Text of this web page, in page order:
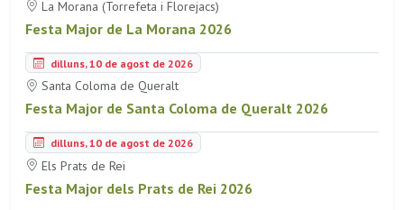
La Morana (Torrefeta i Florejacs)
Festa Major de La Morana 2026
dilluns, 10 de agost de 2026
Santa Coloma de Queralt
Festa Major de Santa Coloma de Queralt 2026
dilluns, 10 de agost de 2026
Els Prats de Rei
Festa Major dels Prats de Rei 2026